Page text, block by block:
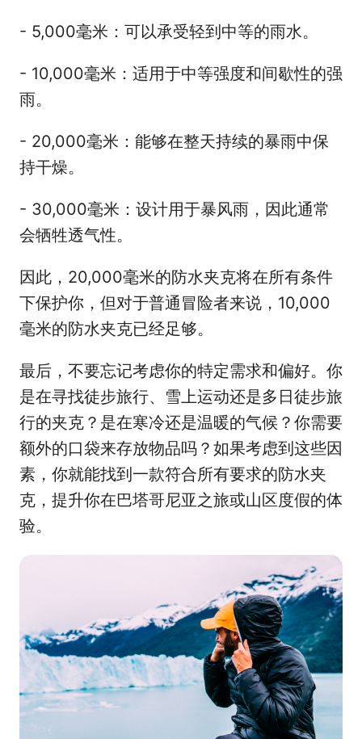
- 5,000毫米：可以承受轻到中等的雨水。
- 10,000毫米：适用于中等强度和间歇性的强
雨。
- 20,000毫米：能够在整天持续的暴雨中保
持干燥。
- 30,000毫米：设计用于暴风雨，因此通常
会牺牲透气性。
因此，20,000毫米的防水夹克将在所有条件
下保护你，但对于普通冒险者来说，10,000
毫米的防水夹克已经足够。
最后，不要忘记考虑你的特定需求和偏好。你
是在寻找徒步旅行、雪上运动还是多日徒步旅
行的夹克？是在寒冷还是温暖的气候？你需要
额外的口袋来存放物品吗？如果考虑到这些因
素，你就能找到一款符合所有要求的防水夹
克，提升你在巴塔哥尼亚之旅或山区度假的体
验。